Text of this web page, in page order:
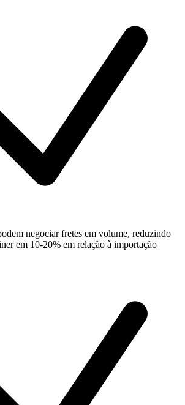
negociar fretes em volume, reduzindo
em 10-20% em relação à importação